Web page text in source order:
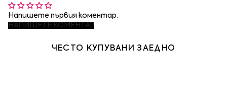
Напишете първия коментар.
НАПИШЕТЕ КОМЕНТАР
ЧЕСТО КУПУВАНИ ЗАЕДНО